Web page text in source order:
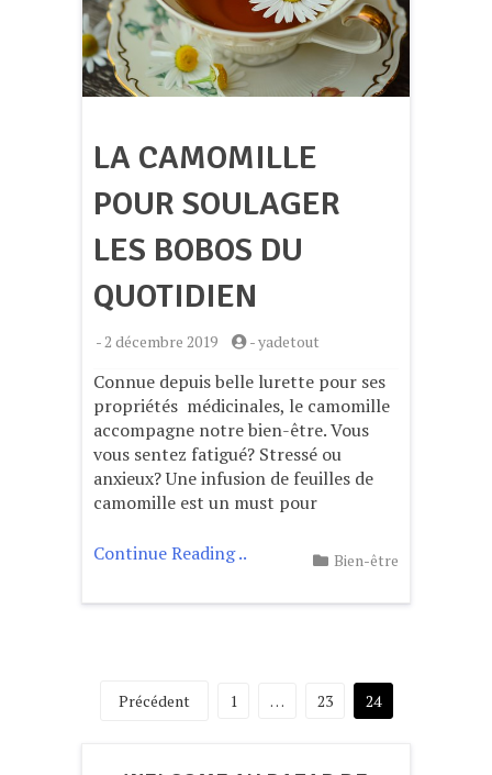
LA CAMOMILLE
POUR SOULAGER
LES BOBOS DU
QUOTIDIEN
-2 décembre 2019 -yadetout
Connue depuis belle lurette pour ses
propriétés médicinales, le camomille
accompagne notre bien-être. Vous
vous sentez fatigué? Stressé ou
anxieux? Une infusion de feuilles de
camomille est un must pour
Continue Reading .. Bien-être
Pagination
Précédent 1 … 23 24